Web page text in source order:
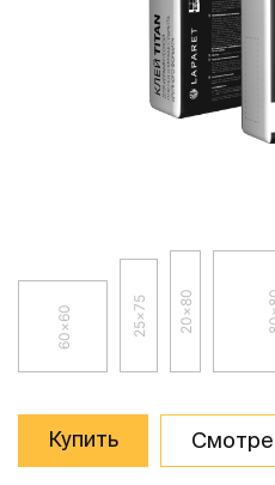
60×60 25×75 20×80
Купить